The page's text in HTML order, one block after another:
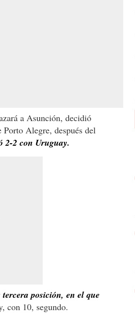
a Asunción, decidió
Alegre, después del
2-2 con Uruguay.
posición, en el que
con 10, segundo.